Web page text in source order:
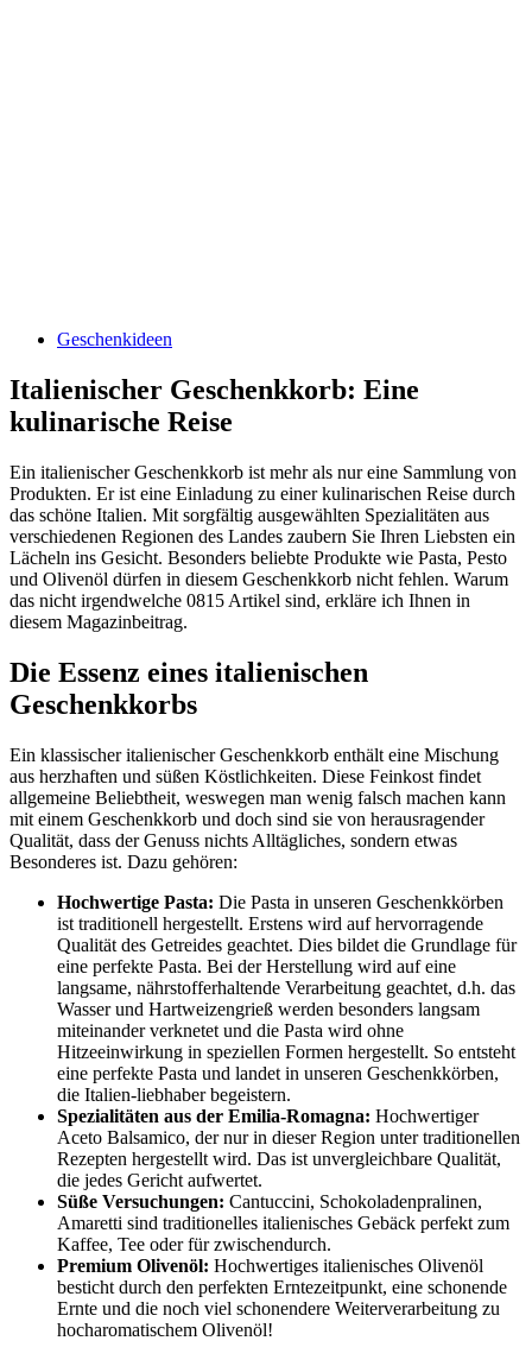
Geschenkideen
Italienischer Geschenkkorb: Eine
kulinarische Reise
Ein italienischer Geschenkkorb ist mehr als nur eine Sammlung von
Produkten. Er ist eine Einladung zu einer kulinarischen Reise durch
das schöne Italien. Mit sorgfältig ausgewählten Spezialitäten aus
verschiedenen Regionen des Landes zaubern Sie Ihren Liebsten ein
Lächeln ins Gesicht. Besonders beliebte Produkte wie Pasta, Pesto
und Olivenöl dürfen in diesem Geschenkkorb nicht fehlen. Warum
das nicht irgendwelche 0815 Artikel sind, erkläre ich Ihnen in
diesem Magazinbeitrag.
Die Essenz eines italienischen
Geschenkkorbs
Ein klassischer italienischer Geschenkkorb enthält eine Mischung
aus herzhaften und süßen Köstlichkeiten. Diese Feinkost findet
allgemeine Beliebtheit, weswegen man wenig falsch machen kann
mit einem Geschenkkorb und doch sind sie von herausragender
Qualität, dass der Genuss nichts Alltägliches, sondern etwas
Besonderes ist. Dazu gehören:
Hochwertige Pasta: Die Pasta in unseren Geschenkkörben
ist traditionell hergestellt. Erstens wird auf hervorragende
Qualität des Getreides geachtet. Dies bildet die Grundlage für
eine perfekte Pasta. Bei der Herstellung wird auf eine
langsame, nährstofferhaltende Verarbeitung geachtet, d.h. das
Wasser und Hartweizengrieß werden besonders langsam
miteinander verknetet und die Pasta wird ohne
Hitzeeinwirkung in speziellen Formen hergestellt. So entsteht
eine perfekte Pasta und landet in unseren Geschenkkörben,
die Italien-liebhaber begeistern.
Spezialitäten aus der Emilia-Romagna: Hochwertiger
Aceto Balsamico, der nur in dieser Region unter traditionellen
Rezepten hergestellt wird. Das ist unvergleichbare Qualität,
die jedes Gericht aufwertet.
Süße Versuchungen: Cantuccini, Schokoladenpralinen,
Amaretti sind traditionelles italienisches Gebäck perfekt zum
Kaffee, Tee oder für zwischendurch.
Premium Olivenöl: Hochwertiges italienisches Olivenöl
besticht durch den perfekten Erntezeitpunkt, eine schonende
Ernte und die noch viel schonendere Weiterverarbeitung zu
hocharomatischem Olivenöl!